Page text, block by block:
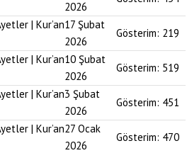
2026
| Kur’an17 Şubat
2026
Gösterim: 219
| Kur’an10 Şubat
2026
Gösterim: 519
| Kur’an3 Şubat
2026
Gösterim: 451
| Kur’an27 Ocak
2026
Gösterim: 470